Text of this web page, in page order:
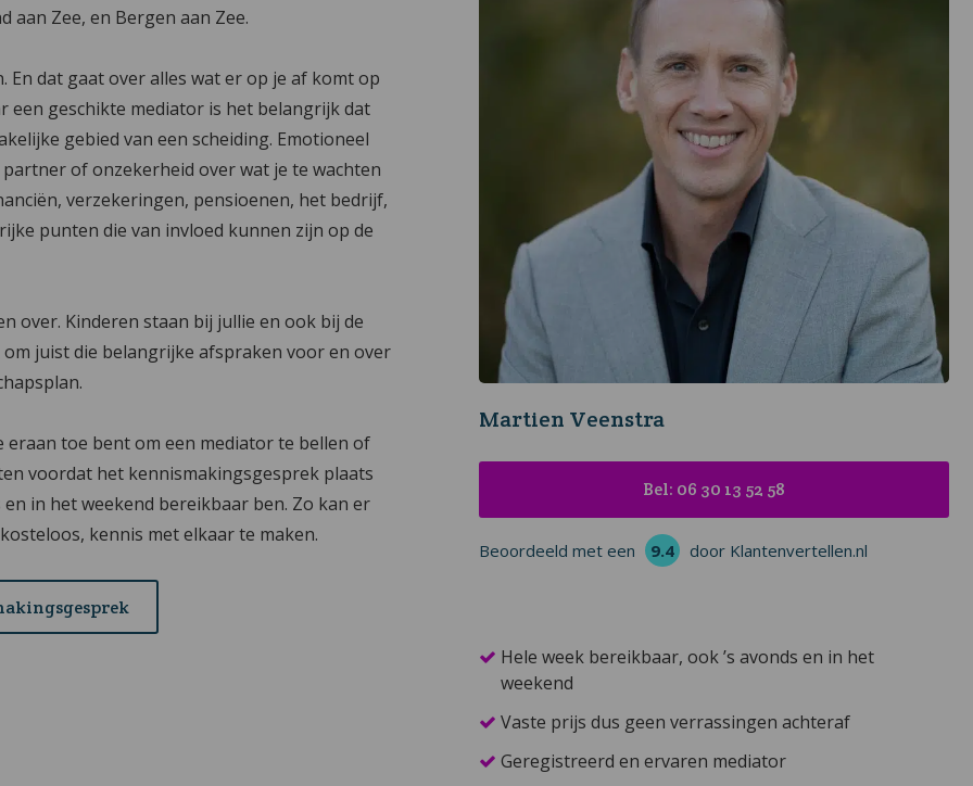
aan Zee, en Bergen aan Zee.
dat gaat over alles wat er op je af komt op
een geschikte mediator is het belangrijk dat
gebied van een scheiding. Emotioneel
of onzekerheid over wat je te wachten
verzekeringen, pensioenen, het bedrijf,
punten die van invloed kunnen zijn op de
over. Kinderen staan bij jullie en ook bij de
juist die belangrijke afspraken voor en over
eraan toe bent om een mediator te bellen of
voordat het kennismakingsgesprek plaats
in het weekend bereikbaar ben. Zo kan er
kennis met elkaar te maken.
Martien Veenstra
Bel: 06 30 13 52 58
Beoordeeld met een 9.4 door Klantenvertellen.nl
Hele week bereikbaar, ook ’s avonds en in het
weekend
Vaste prijs dus geen verrassingen achteraf
Geregistreerd en ervaren mediator